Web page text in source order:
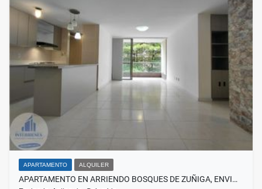
APARTAMENTO ALQUILER
APARTAMENTO EN ARRIENDO BOSQUES DE ZUÑIGA, ENVI…